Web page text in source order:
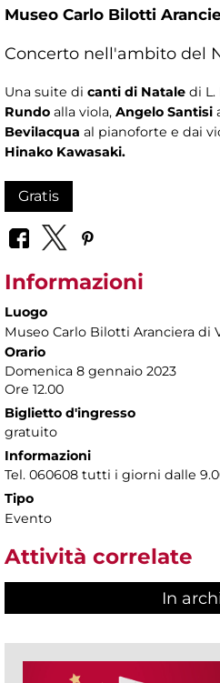
Museo Carlo Bilotti
Concerto nell'ambito del
Una suite di canti di Natale di L.
Rundo alla viola, Angelo Santisi
Bevilacqua al pianoforte e dai
Hinako Kawasaki.
Gratis
Informazioni
Luogo
Museo Carlo Bilotti Aranciera di
Orario
Domenica 8 gennaio 2023
Ore 12.00
Biglietto d'ingresso
gratuito
Informazioni
Tel. 060608 tutti i giorni dalle
Tipo
Evento
Attività correlate
In